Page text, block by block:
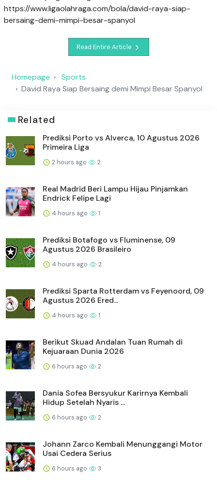
https://www.ligaolahraga.com/bola/david-raya-siap-
bersaing-demi-mimpi-besar-spanyol
Read Entire Article
Homepage
Sports
David Raya Siap Bersaing demi Mimpi Besar Spanyol
Related
Prediksi Porto vs Alverca, 10 Agustus 2026
Primeira Liga
2 hours ago 2
Real Madrid Beri Lampu Hijau Pinjamkan
Endrick Felipe Lagi
4 hours ago 1
Prediksi Botafogo vs Fluminense, 09
Agustus 2026 Brasileiro
4 hours ago 2
Prediksi Sparta Rotterdam vs Feyenoord, 09
Agustus 2026 Ered...
4 hours ago 1
Berikut Skuad Andalan Tuan Rumah di
Kejuaraan Dunia 2026
6 hours ago 2
Dania Sofea Bersyukur Karirnya Kembali
Hidup Setelah Nyaris ...
6 hours ago 2
Johann Zarco Kembali Menunggangi Motor
Usai Cedera Serius
6 hours ago 3